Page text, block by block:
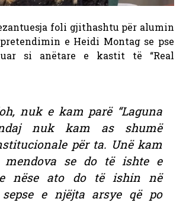
foli gjithashtu për alumin
e Heidi Montag se pse
si anëtare e kastit të “Real
nuk e kam parë “Laguna
ndaj nuk kam as shumë
për ta. Unë kam
mendova se do të ishte e
nëse ato do të ishin në
sepse e njëjta arsye që po